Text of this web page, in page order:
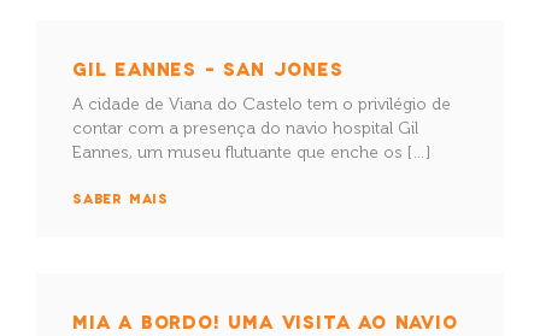
GIL EANNES – SAN JONES
A cidade de Viana do Castelo tem o privilégio de
contar com a presença do navio hospital Gil
Eannes, um museu flutuante que enche os […]
SABER MAIS
MIA A BORDO! UMA VISITA AO NAVIO